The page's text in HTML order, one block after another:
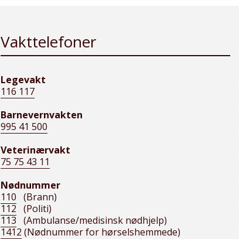
Vakttelefoner
Legevakt
116 117
Barnevernvakten
995 41 500
Veterinærvakt
75 75 43 11
Nødnummer
110 (Brann)
112(Politi)
113(Ambulanse/medisinsk nødhjelp)
1412 (Nødnummer for hørselshemmede)